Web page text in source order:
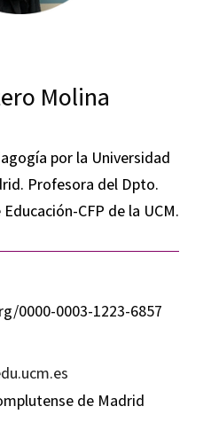
Molina
por la Universidad
Profesora del Dpto.
CFP de la UCM.
0000-0003-1223-6857
de Madrid